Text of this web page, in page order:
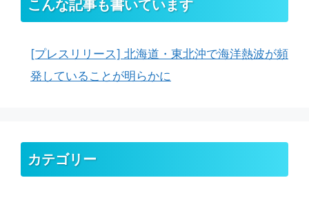
こんな記事も書いています
[プレスリリース] 北海道・東北沖で海洋熱波が頻
発していることが明らかに
カテゴリー